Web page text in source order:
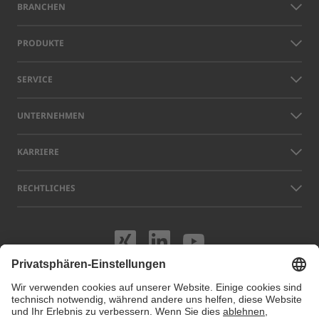
BRANCHEN
PRODUKTE
SERVICE
UNTERNEHMEN
KARRIERE
RECHTLICHES
Besuchen Sie
Besuchen Sie
Besuchen
Namen anderer Unternehmen und Produkte, die auf dieser Website
gezeigt werden, können Warenzeichen oder eingetragene Marken sein,